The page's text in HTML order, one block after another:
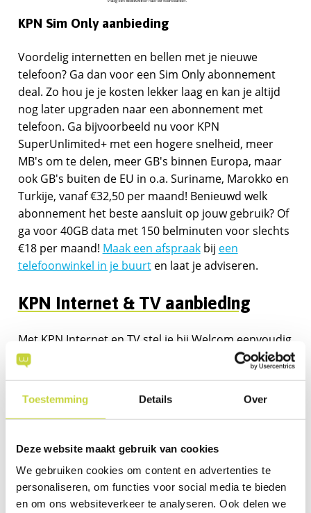
Toestemming Details Over
Deze website maakt gebruik van cookies
We gebruiken cookies om content en advertenties te
personaliseren, om functies voor social media te bieden
en om ons websiteverkeer te analyseren. Ook delen we
KPN Sim Only aanbieding
Voordelig internetten en bellen met je nieuwe
telefoon? Ga dan voor een Sim Only abonnement
deal. Zo hou je je kosten lekker laag en kan je altijd
nog later upgraden naar een abonnement met
telefoon. Ga bijvoorbeeld nu voor KPN
SuperUnlimited+ met een hogere snelheid, meer
MB's om te delen, meer GB's binnen Europa, maar
ook GB's buiten de EU in o.a. Suriname, Marokko en
Turkije, vanaf €32,50 per maand! Benieuwd welk
abonnement het beste aansluit op jouw gebruik? Of
ga voor 40GB data met 150 belminuten voor slechts
€18 per maand! Maak een afspraakbij een
telefoonwinkel in je buurten laat je adviseren.
KPN Internet & TV aanbieding
Met KPN Internet en TV stel je bij Welcom eenvoudig
een pakket samen dat perfect aansluit op jouw
wensen. Jij bepaalt zelf wat je nodig hebt én hoe
flexibel je wilt zijn.
jaar? Dan ontvang je altijd een mooi
voor een maandelijks opzegbaar abonnement,
zonder langdurige verplichtingen.